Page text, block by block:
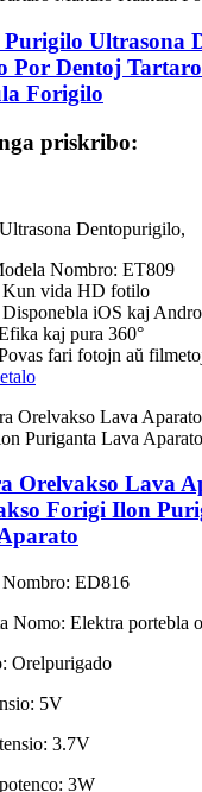
Purigilo Ultrasona
Por Dentoj
Forigilo
priskribo:
Dentopurigilo,
Nombro: ET809
vida HD fotilo
iOS kaj
kaj pura 360°
fari fotojn aŭ
Orelvakso Lava
Forigi Ilon
ED816
Nomo: Elektra portebla
Orelpurigado
5V
3.7V
3W